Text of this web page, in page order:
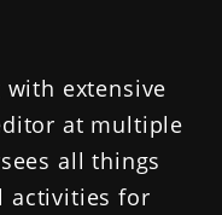
extensive
at multiple
all things
activities for